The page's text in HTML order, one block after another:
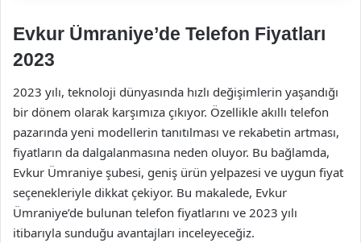
Evkur Ümraniye’de Telefon Fiyatları
2023
2023 yılı, teknoloji dünyasında hızlı değişimlerin yaşandığı
bir dönem olarak karşımıza çıkıyor. Özellikle akıllı telefon
pazarında yeni modellerin tanıtılması ve rekabetin artması,
fiyatların da dalgalanmasına neden oluyor. Bu bağlamda,
Evkur Ümraniye şubesi, geniş ürün yelpazesi ve uygun fiyat
seçenekleriyle dikkat çekiyor. Bu makalede, Evkur
Ümraniye’de bulunan telefon fiyatlarını ve 2023 yılı
itibarıyla sunduğu avantajları inceleyeceğiz.